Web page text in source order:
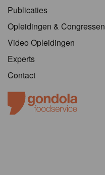
Publicaties
Opleidingen & Congressen
Video Opleidingen
Experts
Contact